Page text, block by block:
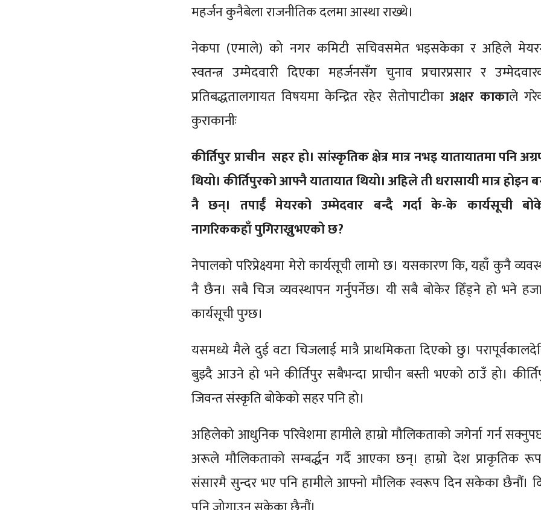
महर्जन कुनैबेला राजनीतिक दलमा आस्था राख्थे।
नेकपा (एमाले) को नगर कमिटी सचिवसमेत भइसकेका र अहिले
स्वतन्त्र उम्मेदवारी दिएका महर्जनसँग चुनाव प्रचारप्रसार र
प्रतिबद्धतालगायत विषयमा केन्द्रित रहेर सेतोपाटीकाअक्षर काकाले
कुराकानीः
कीर्तिपुर प्राचीन सहर हो। सांस्कृतिक क्षेत्र मात्र नभइ यातायातमा पनि
थियो। कीर्तिपुरको आफ्नै यातायात थियो। अहिले ती धरासायी मात्र होइन
नै छन्। तपाईं मेयरको उम्मेदवार बन्दै गर्दा के-के कार्यसूची
नागरिककहाँ पुगिराख्नुभएको छ?
नेपालको परिप्रेक्ष्यमा मेरो कार्यसूची लामो छ। यसकारण कि, यहाँ कुनै
नै छैन। सबै चिज व्यवस्थापन गर्नुपर्नेछ। यी सबै बोकेर हिँड्ने हो भने
कार्यसूची पुग्छ।
यसमध्ये मैले दुई वटा चिजलाई मात्रै प्राथमिकता दिएको छु।
बुझ्दै आउने हो भने कीर्तिपुर सबैभन्दा प्राचीन बस्ती भएको ठाउँ हो।
जिवन्त संस्कृति बोकेको सहर पनि हो।
अहिलेको आधुनिक परिवेशमा हामीले हाम्रो मौलिकताको जगेर्ना गर्न
अरूले मौलिकताको सम्बर्द्धन गर्दै आएका छन्। हाम्रो देश प्राकृतिक
संसारमै सुन्दर भए पनि हामीले आफ्नो मौलिक स्वरूप दिन सकेका छैनौं।